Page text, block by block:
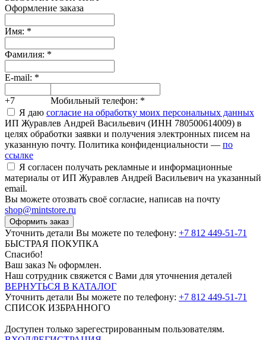
Оформление заказа
Имя: *
Фамилия: *
E-mail: *
+7 Мобильный телефон: *
Я даю согласие на обработку моих персональных данных
ИП Журавлев Андрей Васильевич (ИНН 780500614009) в
целях обработки заявки и получения электронных писем на
указанную почту. Политика конфиденциальности — по
ссылке
Я согласен получать рекламные и информационные
материалы от ИП Журавлев Андрей Васильевич на указанный
email.
Вы можете отозвать своё согласие, написав на почту
shop@mintstore.ru
Оформить заказ
Уточнить детали Вы можете по телефону: +7 812 449-51-71
БЫСТРАЯ ПОКУПКА
Спасибо!
Ваш заказ № оформлен.
Наш сотрудник свяжется с Вами для уточнения деталей
ВЕРНУТЬСЯ В КАТАЛОГ
Уточнить детали Вы можете по телефону: +7 812 449-51-71
СПИСОК ИЗБРАННОГО
Доступен только зарегестрированным пользователям.